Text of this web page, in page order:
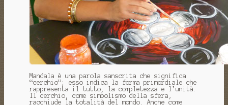
Mandala è una parola sanscrita che significa
“cerchio”; esso indica la forma primordiale che
rappresenta il tutto, la completezza e l’unità.
Il cerchio, come simbolismo della sfera,
racchiude la totalità del mondo. Anche come